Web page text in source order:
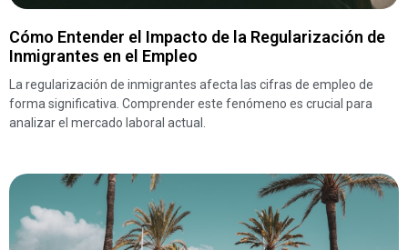
Cómo Entender el Impacto de la Regularización de
Inmigrantes en el Empleo
La regularización de inmigrantes afecta las cifras de empleo de
forma significativa. Comprender este fenómeno es crucial para
analizar el mercado laboral actual.